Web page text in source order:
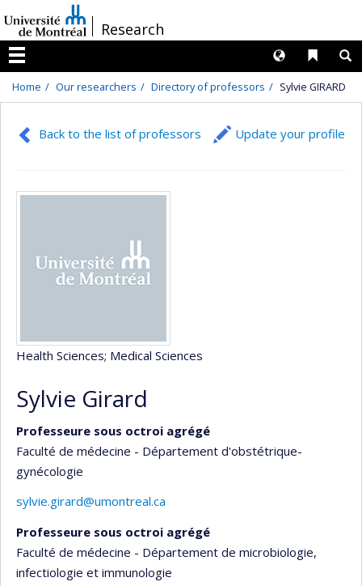
au
contenu
/Research
Menu
Liens
Langues
Home Our researchers Directory of professors Sylvie GIRARD
Back to the list of professors Update your profile
Health Sciences; Medical Sciences
Sylvie Girard
Professeure sous octroi agrégé
Faculté de médecine - Département d'obstétrique-
gynécologie
sylvie.girard@umontreal.ca
Professeure sous octroi agrégé
Faculté de médecine - Département de microbiologie,
infectiologie et immunologie